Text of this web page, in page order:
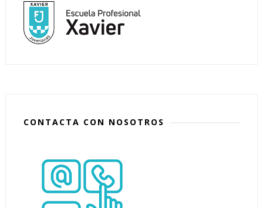
CONTACTA CON NOSOTROS